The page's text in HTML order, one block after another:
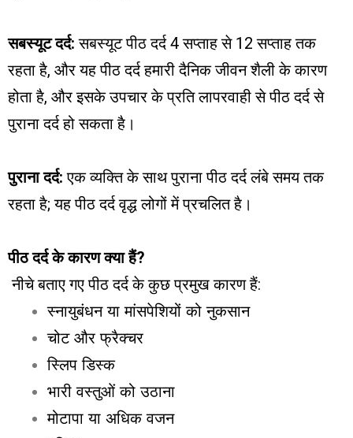
सबस्यूट दर्द:सबस्यूट पीठ दर्द 4 सप्ताह से 12 सप्ताह तक
रहता है, और यह पीठ दर्द हमारी दैनिक जीवन शैली के कारण
होता है, और इसके उपचार के प्रति लापरवाही से पीठ दर्द से
पुराना दर्द हो सकता है।
पुराना दर्द: एक व्यक्ति के साथ पुराना पीठ दर्द लंबे समय तक
रहता है; यह पीठ दर्द वृद्ध लोगों में प्रचलित है।
पीठ दर्द के कारण क्या हैं?
नीचे बताए गए पीठ दर्द के कुछ प्रमुख कारण हैं:
स्नायुबंधन या मांसपेशियों को नुकसान
चोट और फ्रैक्चर
स्लिप डिस्क
भारी वस्तुओं को उठाना
मोटापा या अधिक वजन